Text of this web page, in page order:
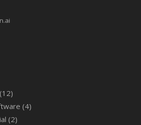
(12)
(4)
(2)